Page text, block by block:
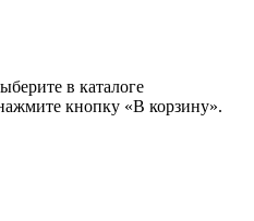
в каталоге
кнопку «В корзину».